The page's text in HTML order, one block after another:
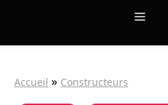
Menu
Accueil » Constructeurs